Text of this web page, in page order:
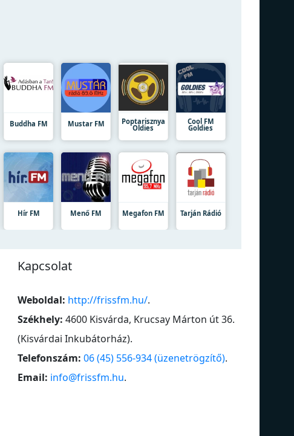
Buddha FM Mustar FM Poptarisznya
Oldies
Cool FM
Goldies
Hír FM Menő FM Megafon FM Tarján Rádió
Kapcsolat
Weboldal: http://frissfm.hu/.
Székhely: 4600 Kisvárda, Krucsay Márton út 36.
(Kisvárdai Inkubátorház).
Telefonszám: 06 (45) 556-934 (üzenetrögzítő).
Email: info@frissfm.hu.